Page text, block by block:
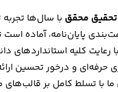
محقق با سال‌ها
پایان‌نامه، آماده است
رعایت کلیه استانداردهای
حرفه‌ای و درخور تحسین
با تسلط کامل بر قالب‌های